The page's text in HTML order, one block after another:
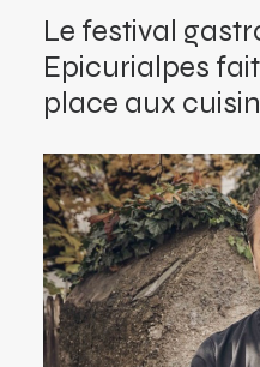
Le festival
Epicurialpes
place aux